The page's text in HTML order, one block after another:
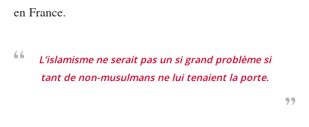
en France.
L’islamisme ne serait pas un si grand problème si
tant de non-musulmans ne lui tenaient la porte.